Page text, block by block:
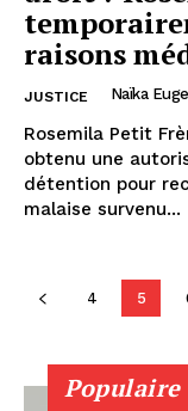
raisons
JUSTICE Naïka
Rosemila Petit
obtenu une
détention pour
malaise survenu...
4 5
Populaire